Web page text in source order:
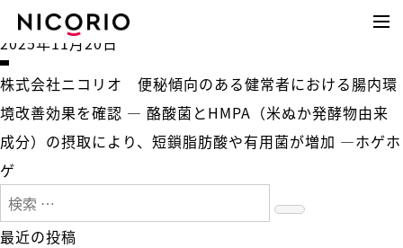
タグ:論文
2025年11月20日
株式会社ニコリオ 便秘傾向のある健常者における腸内環
境改善効果を確認 ― 酪酸菌とHMPA（米ぬか発酵物由来
成分）の摂取により、短鎖脂肪酸や有用菌が増加 ―ホゲホ
ゲ
検
索:
検
最近の投稿